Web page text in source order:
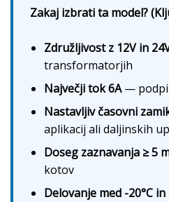
Zakaj izbrati ta model?
Združljivost z 12V in
transformatorjih
Največji tok 6A—
Nastavljiv časovni
aplikacij ali daljinskih
Doseg zaznavanja ≥ 5
kotov
Delovanje med -20°C in